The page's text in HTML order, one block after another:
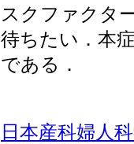
スクファクタ
待ちたい．本
である．
日本産科婦人